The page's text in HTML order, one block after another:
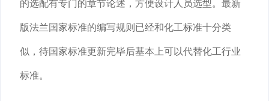
的选配有专门的章节论述，方便设计人员选型。最新
版法兰国家标准的编写规则已经和化工标准十分类
似，待国家标准更新完毕后基本上可以代替化工行业
标准。